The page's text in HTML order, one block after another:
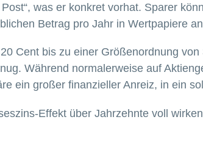
was er konkret vorhat. Sparer
Betrag pro Jahr in Wertpapiere
Cent bis zu einer Größenordnung
Während normalerweise auf
ein großer finanzieller Anreiz, in ein
Effekt über Jahrzehnte voll